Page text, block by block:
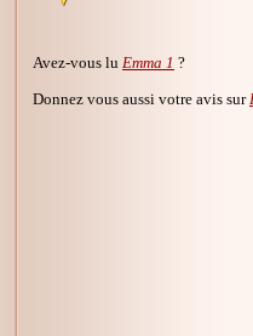
Avez-vous lu Emma 1 ?
Donnez vous aussi votre avis sur